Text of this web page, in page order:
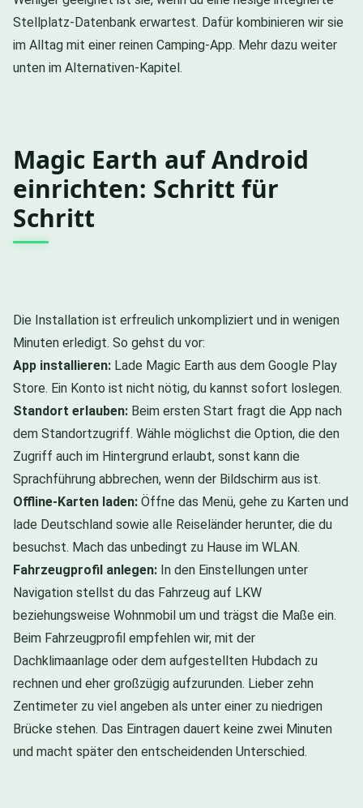
Stellplatz-Datenbank erwartest. Dafür kombinieren wir sie
im Alltag mit einer reinen Camping-App. Mehr dazu weiter
unten im Alternativen-Kapitel.
Magic Earth auf Android
einrichten: Schritt für
Schritt
Die Installation ist erfreulich unkompliziert und in wenigen
Minuten erledigt. So gehst du vor:
App installieren: Lade Magic Earth aus dem Google Play
Store. Ein Konto ist nicht nötig, du kannst sofort loslegen.
Standort erlauben: Beim ersten Start fragt die App nach
dem Standortzugriff. Wähle möglichst die Option, die den
Zugriff auch im Hintergrund erlaubt, sonst kann die
Sprachführung abbrechen, wenn der Bildschirm aus ist.
Offline-Karten laden: Öffne das Menü, gehe zu Karten und
lade Deutschland sowie alle Reiseländer herunter, die du
besuchst. Mach das unbedingt zu Hause im WLAN.
Fahrzeugprofil anlegen: In den Einstellungen unter
Navigation stellst du das Fahrzeug auf LKW
beziehungsweise Wohnmobil um und trägst die Maße ein.
Beim Fahrzeugprofil empfehlen wir, mit der
Dachklimaanlage oder dem aufgestellten Hubdach zu
rechnen und eher großzügig aufzurunden. Lieber zehn
Zentimeter zu viel angeben als unter einer zu niedrigen
Brücke stehen. Das Eintragen dauert keine zwei Minuten
und macht später den entscheidenden Unterschied.